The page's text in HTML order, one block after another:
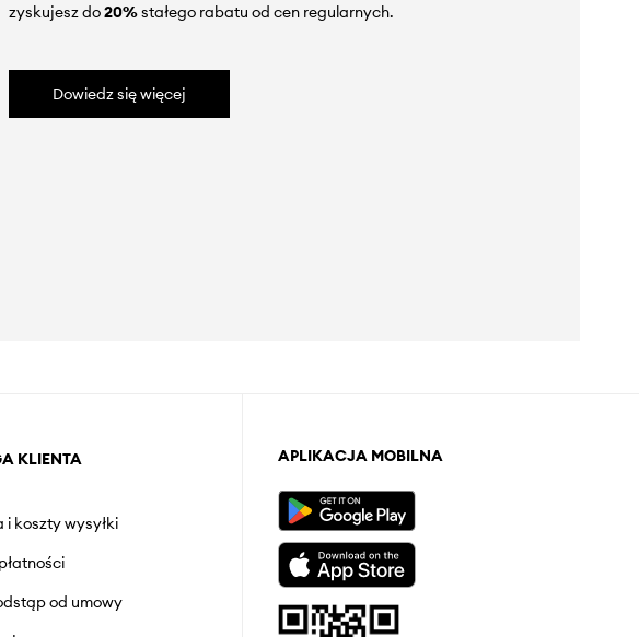
zyskujesz do20%stałego rabatu od cen regularnych.
Dowiedz się więcej
KLIENTA
i koszty wysyłki
od umowy
APLIKACJA MOBILNA